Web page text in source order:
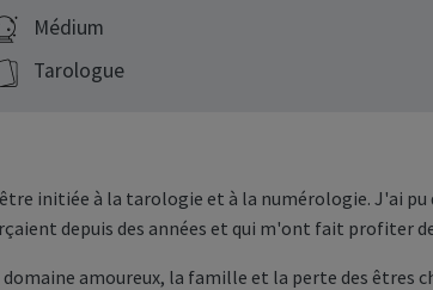
Médium
Tarologue
initiée à la tarologie et à la numérologie. J'ai pu
depuis des années et qui m'ont fait profiter
amoureux, la famille et la perte des êtres